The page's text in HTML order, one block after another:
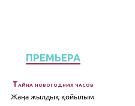
ПРЕМЬЕРА
Тайна новогодних часов
Жаңа жылдық қойылым